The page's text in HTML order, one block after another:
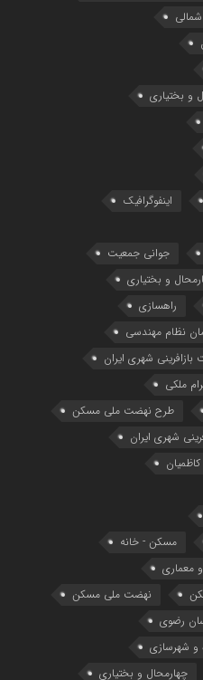
و بختياري
اینفوگرافیک
جوانی جمعیت
و بختیاری
راهسازی
نظام مهندسی
بازافرینی شهری ایران
ملکی
طرح نهضت ملی مسکن
شهری ایران
مسکن - خانه
معماري
نهضت ملی مسکن
رضوی
و شهرسازی
چهارمحال و بختیاری